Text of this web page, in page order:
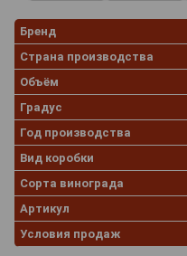
Бренд
Страна производства
Объём
Градус
Год производства
Вид коробки
Сорта винограда
Артикул
Условия продаж